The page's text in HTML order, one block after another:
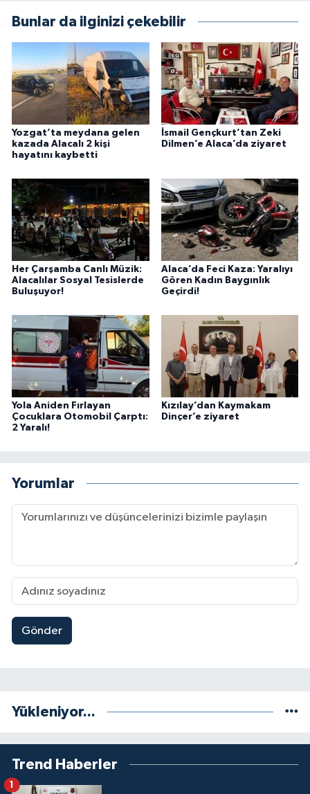
Bunlar da ilginizi çekebilir
Yozgat’ta meydana gelen
kazada Alacalı 2 kişi
hayatını kaybetti
İsmail Gençkurt’tan Zeki
Dilmen’e Alaca’da ziyaret
Her Çarşamba Canlı Müzik:
Alacalılar Sosyal Tesislerde
Buluşuyor!
Alaca’da Feci Kaza: Yaralıyı
Gören Kadın Baygınlık
Geçirdi!
Yola Aniden Fırlayan
Çocuklara Otomobil Çarptı:
2 Yaralı!
Kızılay’dan Kaymakam
Dinçer’e ziyaret
Yorumlar
Gönder
Yükleniyor...
Trend Haberler
1